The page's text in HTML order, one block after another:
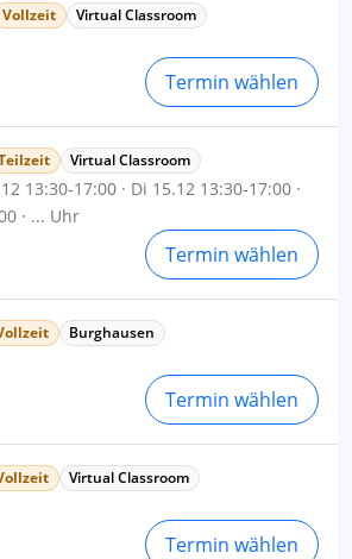
Vollzeit Virtual Classroom
Termin wählen
Virtual Classroom
13:30-17:00 · Di 15.12 13:30-17:00 ·
· ... Uhr
Termin wählen
Burghausen
Termin wählen
Virtual Classroom
Termin wählen